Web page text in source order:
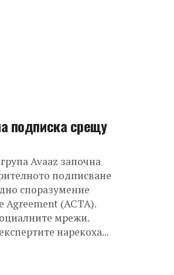
подписка срещу
Avaaz започна
подписване
споразумение
(ACTA).
мрежи.
нарекоха...